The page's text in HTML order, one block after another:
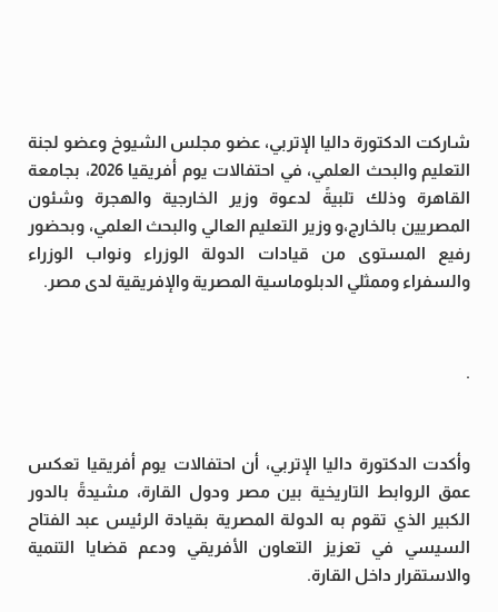
شاركت الدكتورة داليا الإتربي، عضو مجلس الشيوخ وعضو لجنة
التعليم والبحث العلمي، في احتفالات يوم أفريقيا 2026، بجامعة
القاهرة وذلك تلبيةً لدعوة وزير الخارجية والهجرة وشئون
المصريين بالخارج،و وزير التعليم العالي والبحث العلمي، وبحضور
رفيع المستوى من قيادات الدولة الوزراء ونواب الوزراء
والسفراء وممثلي الدبلوماسية المصرية والإفريقية لدى مصر.
.
وأكدت الدكتورة داليا الإتربي، أن احتفالات يوم أفريقيا تعكس
عمق الروابط التاريخية بين مصر ودول القارة، مشيدةً بالدور
الكبير الذي تقوم به الدولة المصرية بقيادة الرئيس عبد الفتاح
السيسي في تعزيز التعاون الأفريقي ودعم قضايا التنمية
والاستقرار داخل القارة.